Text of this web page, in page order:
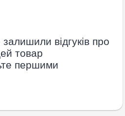
відгуків про
товар
першими